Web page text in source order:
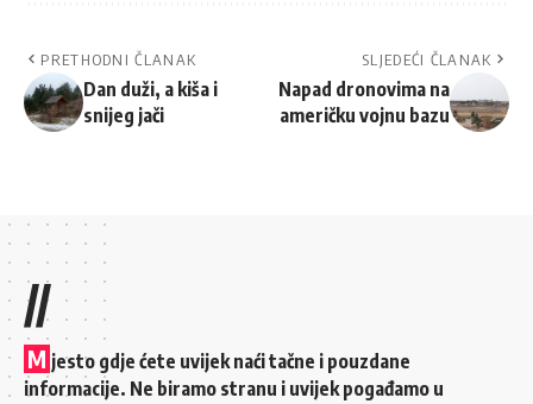
PRETHODNI ČLANAK
Dan duži, a kiša i
snijeg jači
SLJEDEĆI ČLANAK
Napad dronovima na
američku vojnu bazu
//
M jesto gdje ćete uvijek naći tačne i pouzdane
informacije. Ne biramo stranu i uvijek pogađamo u